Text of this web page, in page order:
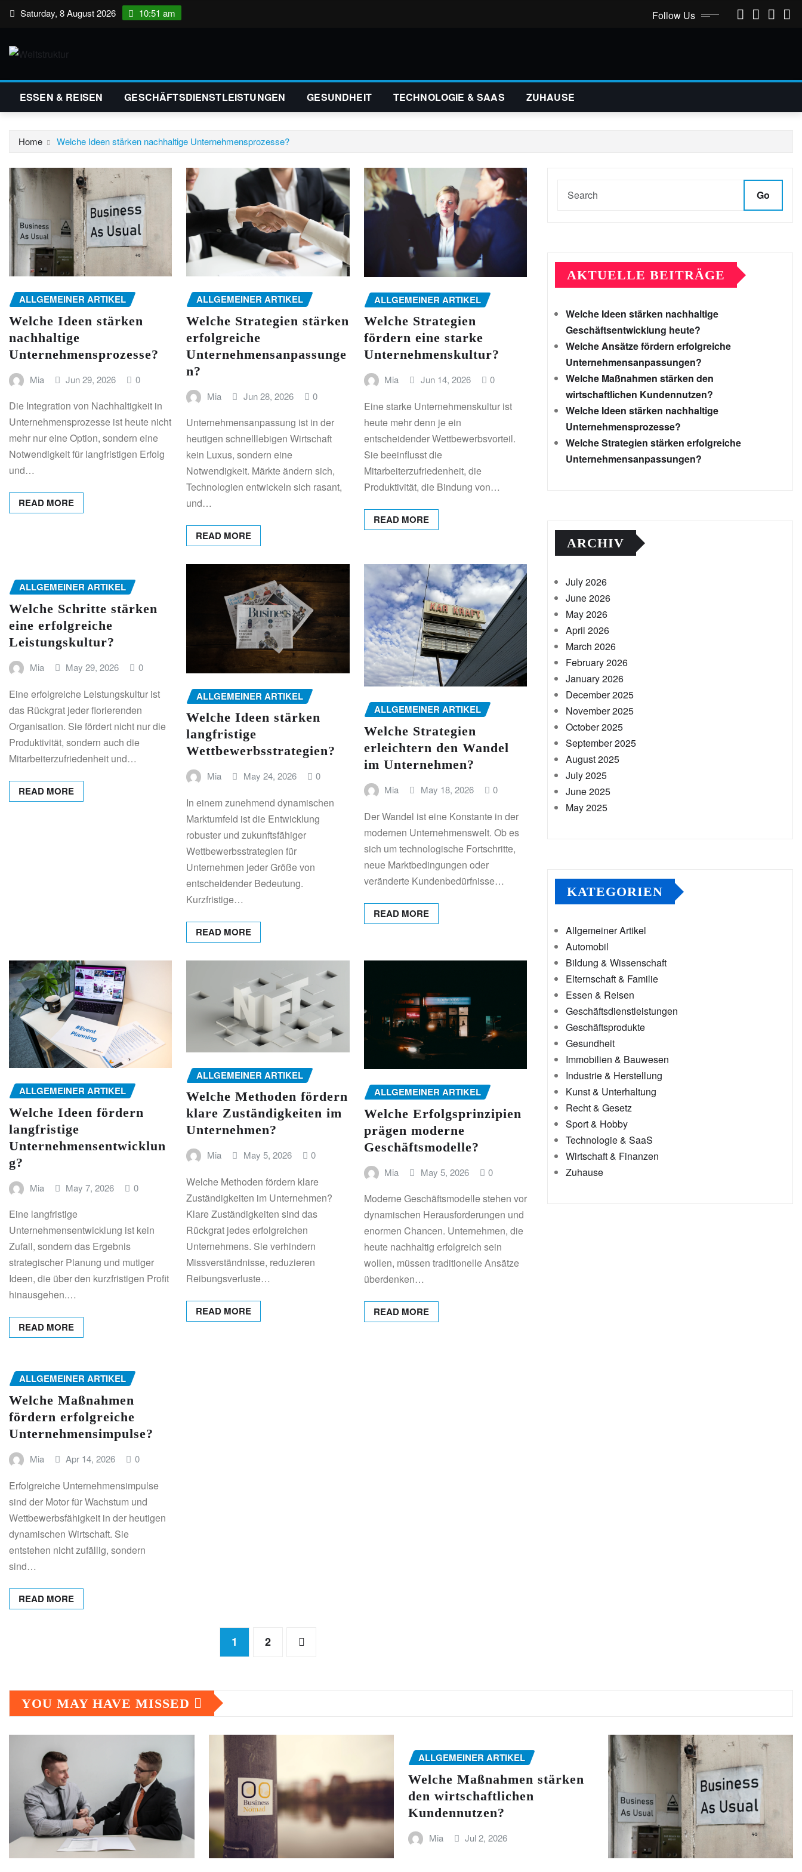
Skip Saturday, 8 August 2026 10:51 am Follow Us
ESSEN & REISEN GESCHÄFTSDIENSTLEISTUNGEN GESUNDHEIT TECHNOLOGIE & SAAS ZUHAUSE
Home Welche Ideen stärken nachhaltige Unternehmensprozesse?
ALLGEMEINER ARTIKEL
Welche Ideen stärken
nachhaltige
Unternehmensprozesse?
Mia Jun 29, 2026 0
Die Integration von Nachhaltigkeit in
Unternehmensprozesse ist heute nicht
mehr nur eine Option, sondern eine
Notwendigkeit für langfristigen Erfolg
und…
READ MORE
ALLGEMEINER ARTIKEL
Welche Strategien stärken
erfolgreiche
Unternehmensanpassunge
n?
Mia Jun 28, 2026 0
Unternehmensanpassung ist in der
heutigen schnelllebigen Wirtschaft
kein Luxus, sondern eine
Notwendigkeit. Märkte ändern sich,
Technologien entwickeln sich rasant,
und…
READ MORE
ALLGEMEINER ARTIKEL
Welche Strategien
fördern eine starke
Unternehmenskultur?
Mia Jun 14, 2026 0
Eine starke Unternehmenskultur ist
heute mehr denn je ein
entscheidender Wettbewerbsvorteil.
Sie beeinflusst die
Mitarbeiterzufriedenheit, die
Produktivität, die Bindung von…
READ MORE
ALLGEMEINER ARTIKEL
Welche Schritte stärken
eine erfolgreiche
Leistungskultur?
Mia May 29, 2026 0
Eine erfolgreiche Leistungskultur ist
das Rückgrat jeder florierenden
Organisation. Sie fördert nicht nur die
Produktivität, sondern auch die
Mitarbeiterzufriedenheit und…
READ MORE
ALLGEMEINER ARTIKEL
Welche Ideen stärken
langfristige
Wettbewerbsstrategien?
Mia May 24, 2026 0
In einem zunehmend dynamischen
Marktumfeld ist die Entwicklung
robuster und zukunftsfähiger
Wettbewerbsstrategien für
Unternehmen jeder Größe von
entscheidender Bedeutung.
Kurzfristige…
READ MORE
ALLGEMEINER ARTIKEL
Welche Strategien
erleichtern den Wandel
im Unternehmen?
Mia May 18, 2026 0
Der Wandel ist eine Konstante in der
modernen Unternehmenswelt. Ob es
sich um technologische Fortschritte,
neue Marktbedingungen oder
veränderte Kundenbedürfnisse…
READ MORE
ALLGEMEINER ARTIKEL
Welche Ideen fördern
langfristige
Unternehmensentwicklun
g?
Mia May 7, 2026 0
Eine langfristige
Unternehmensentwicklung ist kein
Zufall, sondern das Ergebnis
strategischer Planung und mutiger
Ideen, die über den kurzfristigen Profit
hinausgehen.…
READ MORE
ALLGEMEINER ARTIKEL
Welche Methoden fördern
klare Zuständigkeiten im
Unternehmen?
Mia May 5, 2026 0
Welche Methoden fördern klare
Zuständigkeiten im Unternehmen?
Klare Zuständigkeiten sind das
Rückgrat jedes erfolgreichen
Unternehmens. Sie verhindern
Missverständnisse, reduzieren
Reibungsverluste…
READ MORE
ALLGEMEINER ARTIKEL
Welche Erfolgsprinzipien
prägen moderne
Geschäftsmodelle?
Mia May 5, 2026 0
Moderne Geschäftsmodelle stehen vor
dynamischen Herausforderungen und
enormen Chancen. Unternehmen, die
heute nachhaltig erfolgreich sein
wollen, müssen traditionelle Ansätze
überdenken…
READ MORE
ALLGEMEINER ARTIKEL
Welche Maßnahmen
fördern erfolgreiche
Unternehmensimpulse?
Mia Apr 14, 2026 0
Erfolgreiche Unternehmensimpulse
sind der Motor für Wachstum und
Wettbewerbsfähigkeit in der heutigen
dynamischen Wirtschaft. Sie
entstehen nicht zufällig, sondern
sind…
READ MORE
1 2
Go
AKTUELLE BEITRÄGE
Welche Ideen stärken nachhaltige
Geschäftsentwicklung heute?
Welche Ansätze fördern erfolgreiche
Unternehmensanpassungen?
Welche Maßnahmen stärken den
wirtschaftlichen Kundennutzen?
Welche Ideen stärken nachhaltige
Unternehmensprozesse?
Welche Strategien stärken erfolgreiche
Unternehmensanpassungen?
ARCHIV
July 2026
June 2026
May 2026
April 2026
March 2026
February 2026
January 2026
December 2025
November 2025
October 2025
September 2025
August 2025
July 2025
June 2025
May 2025
KATEGORIEN
Allgemeiner Artikel
Automobil
Bildung & Wissenschaft
Elternschaft & Familie
Essen & Reisen
Geschäftsdienstleistungen
Geschäftsprodukte
Gesundheit
Immobilien & Bauwesen
Industrie & Herstellung
Kunst & Unterhaltung
Recht & Gesetz
Sport & Hobby
Technologie & SaaS
Wirtschaft & Finanzen
Zuhause
YOU MAY HAVE MISSED
ALLGEMEINER ARTIKEL
Welche Maßnahmen stärken
den wirtschaftlichen
Kundennutzen?
Mia Jul 2, 2026